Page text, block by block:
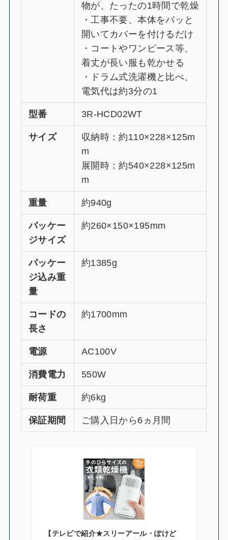
物が、たったの1時間で乾燥
・工事不要、本体をパッと
開いてカバーを付けるだけ
・コートやワンピース等、
着丈が長い服も乾かせる
・ドラム式洗濯機と比べ、
電気代は約3分の1
型番 3R-HCD02WT
サイズ
収納時：約110×228×125m
m
展開時：約540×228×125m
m
重量 約940g
パッケー
ジサイズ
約260×150×195mm
パッケー
ジ込み重
量
約1385g
コードの
長さ
約1700mm
電源 AC100V
消費電力 550W
耐荷重 約6kg
保証期間 ご購入日から6ヵ月間
【テレビで紹介★スリーアール・ぽけど